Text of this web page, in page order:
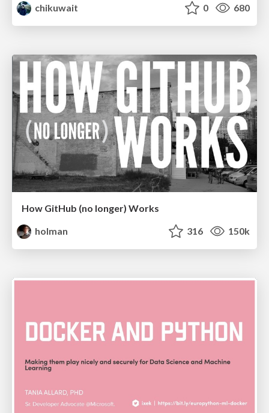
chikuwait 0 680
How GitHub (no longer) Works
holman
316 150k